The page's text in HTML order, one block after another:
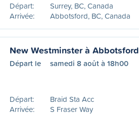
Départ:
Surrey, BC, Canada
Arrivée:
Abbotsford, BC, Canada
New Westminster à Abbotsford
Départ le samedi 8 août à 18h00
Départ:
Braid Sta Acc
Arrivée:
S Fraser Way